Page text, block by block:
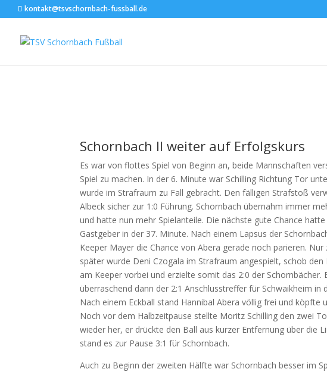
kontakt@tsvschornbach-fussball.de
Schornbach II weiter auf Erfolgskurs
Es war von flottes Spiel von Beginn an, beide Mannschaften
Spiel zu machen. In der 6. Minute war Schilling Richtung Tor
wurde im Strafraum zu Fall gebracht. Den fälligen Strafstoß
Albeck sicher zur 1:0 Führung. Schornbach übernahm immer
und hatte nun mehr Spielanteile. Die nächste gute Chance
Gastgeber in der 37. Minute. Nach einem Lapsus der
Keeper Mayer die Chance von Abera gerade noch parieren. Nur
später wurde Deni Czogala im Strafraum angespielt, schob den
am Keeper vorbei und erzielte somit das 2:0 der Schornbächer.
überraschend dann der 2:1 Anschlusstreffer für Schwaikheim in
Nach einem Eckball stand Hannibal Abera völlig frei und köpfte
Noch vor dem Halbzeitpause stellte Moritz Schilling den zwei
wieder her, er drückte den Ball aus kurzer Entfernung über die
stand es zur Pause 3:1 für Schornbach.
Auch zu Beginn der zweiten Hälfte war Schornbach besser im